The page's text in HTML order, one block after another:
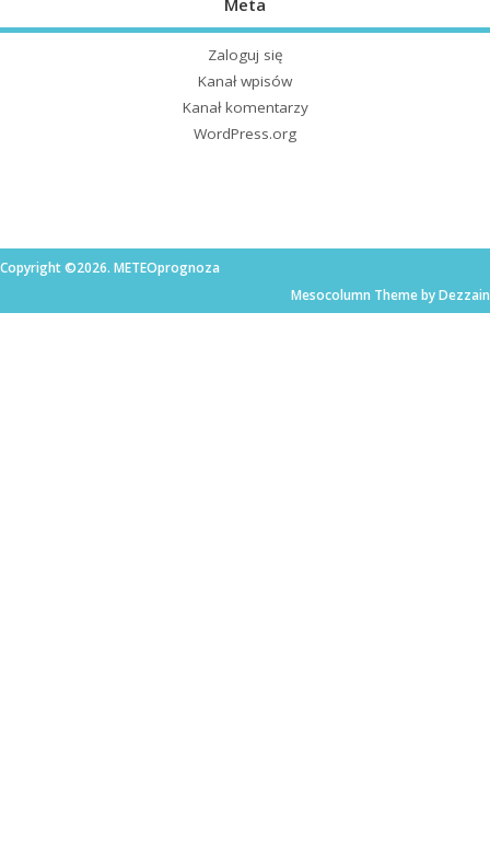
Meta
Zaloguj się
Kanał wpisów
Kanał komentarzy
WordPress.org
Copyright ©2026. METEOprognoza
Mesocolumn Theme by Dezzain